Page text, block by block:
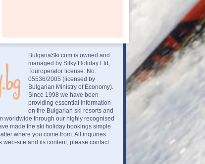
BulgariaSki.com is owned and
managed by Silky Holiday Ltd,
Touroperator license: No:
05536/2005 (licensed by
Bulgarian Ministry of Economy).
Since 1998 we have been
providing essential information
on the Bulgarian ski resorts and
worldwide through our highly recognised
made the ski holiday bookings simple
where you come from. All inquiries
web-site and its content, please contact